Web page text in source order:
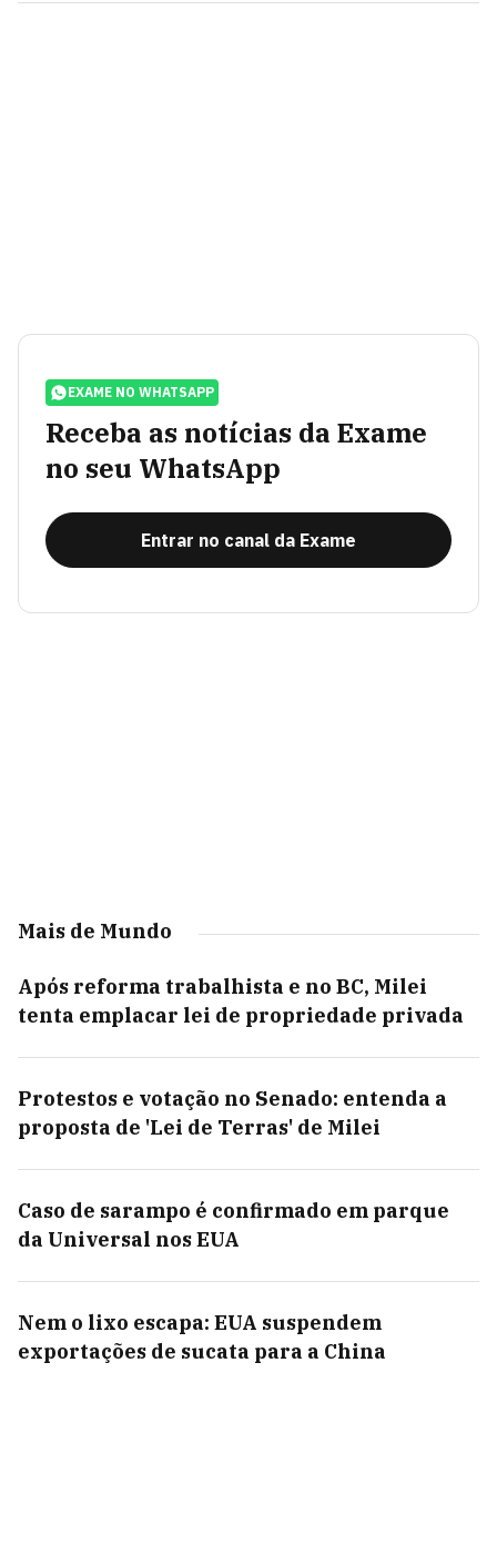
EXAME NO WHATSAPP
Receba as notícias da Exame
no seu WhatsApp
Entrar no canal da Exame
Mais de Mundo
Após reforma trabalhista e no BC, Milei
tenta emplacar lei de propriedade privada
Protestos e votação no Senado: entenda a
proposta de 'Lei de Terras' de Milei
Caso de sarampo é confirmado em parque
da Universal nos EUA
Nem o lixo escapa: EUA suspendem
exportações de sucata para a China